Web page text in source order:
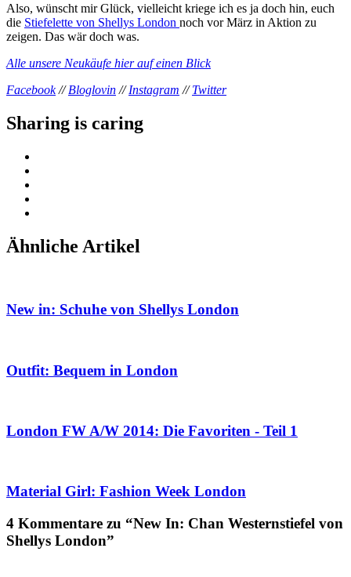
Also, wünscht mir Glück, vielleicht kriege ich es ja doch hin, euch
die Stiefelette von Shellys London noch vor März in Aktion zu
zeigen. Das wär doch was.
Alle unsere Neukäufe hier auf einen Blick
Facebook//Bloglovin //Instagram //Twitter
Sharing is caring
Ähnliche Artikel
New in: Schuhe von Shellys London
Outfit: Bequem in London
London FW A/W 2014: Die Favoriten - Teil 1
Material Girl: Fashion Week London
4 Kommentare zu “New In: Chan Westernstiefel von
Shellys London”